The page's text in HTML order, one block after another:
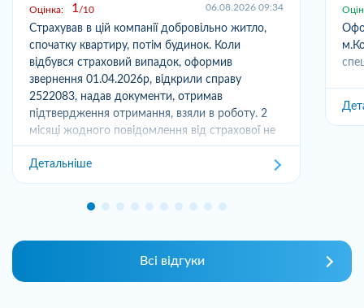
Оцінка: 1 10 06.08.2026 09:34
Страхував в цій компанії добровільно житло,
спочатку квартиру, потім будинок. Коли
відбувся страховий випадок, оформив
звернення 01.04.2026р, відкрили справу
2522083, надав документи, отримав
підтвердження отримання, взяли в роботу. 2
місяці жодного повідомлення від страхової не
отримував,...
Детальніше
Всі відгуки